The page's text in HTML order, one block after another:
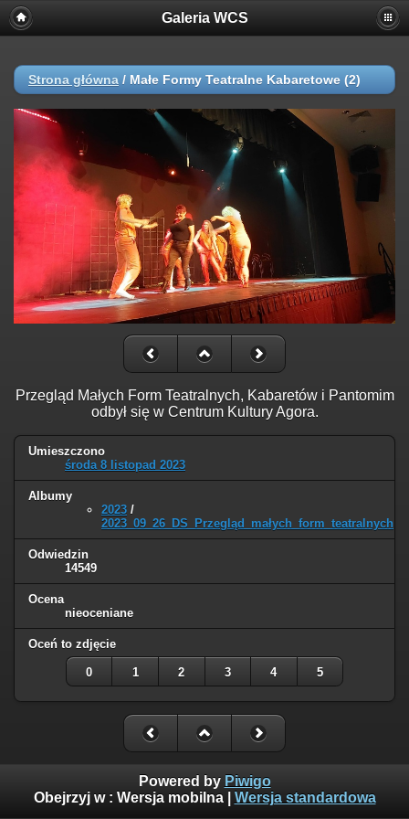
Galeria WCS
Strona główna / Małe Formy Teatralne Kabaretowe (2)
Przegląd Małych Form Teatralnych, Kabaretów i Pantomim
odbył się w Centrum Kultury Agora.
Umieszczono
środa 8 listopad 2023
Albumy
2023 /
2023_09_26_DS_Przegląd_małych_form_teatralnych
Odwiedzin
14549
Ocena
nieoceniane
Oceń to zdjęcie
0 1 2 3 4 5
Powered by Piwigo
Obejrzyj w : Wersja mobilna| Wersja standardowa